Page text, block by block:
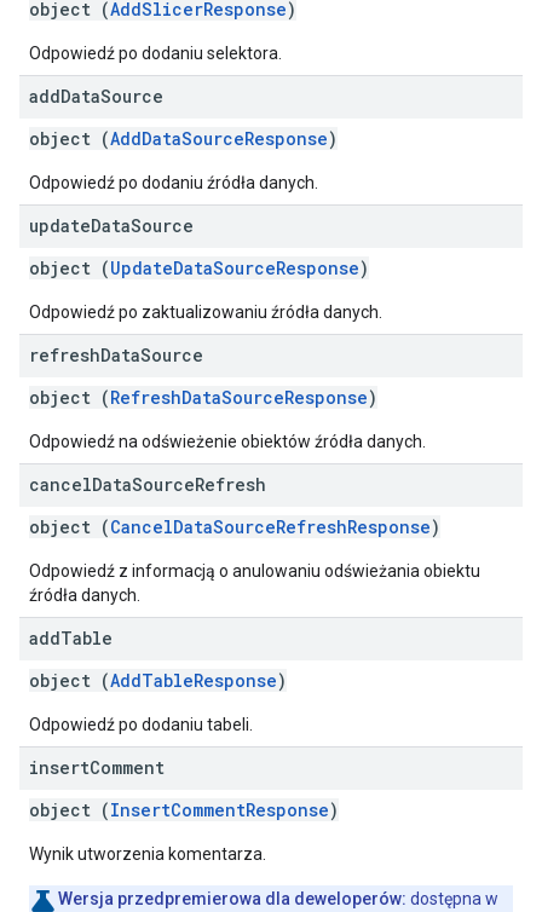
object (AddSlicerResponse)
Odpowiedź po dodaniu selektora.
addDataSource
object (AddDataSourceResponse)
Odpowiedź po dodaniu źródła danych.
updateDataSource
object (UpdateDataSourceResponse)
Odpowiedź po zaktualizowaniu źródła danych.
refreshDataSource
object (RefreshDataSourceResponse)
Odpowiedź na odświeżenie obiektów źródła danych.
cancelDataSourceRefresh
object (CancelDataSourceRefreshResponse)
Odpowiedź z informacją o anulowaniu odświeżania obiektu
źródła danych.
addTable
object (AddTableResponse)
Odpowiedź po dodaniu tabeli.
insertComment
object (InsertCommentResponse)
Wynik utworzenia komentarza.
Wersja przedpremierowa dla deweloperów: dostępna w